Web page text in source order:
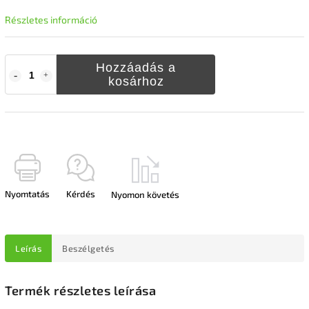
Hozzáadás a
kosárhoz
Részletes információ
Nyomtatás Kérdés Nyomon követés
Leírás Beszélgetés
Termék részletes leírása